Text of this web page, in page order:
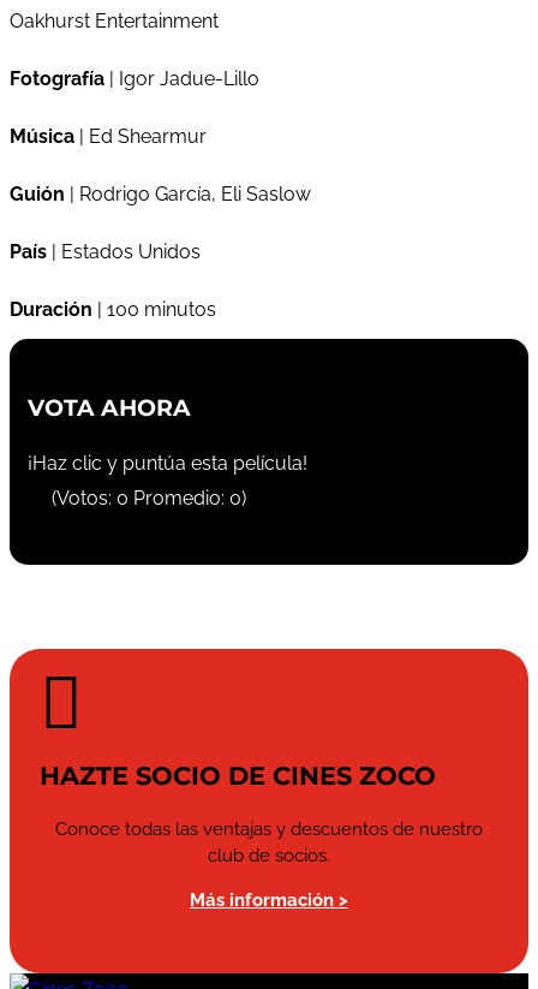
Oakhurst Entertainment
Fotografía | Igor Jadue-Lillo
Música | Ed Shearmur
Guión | Rodrigo García, Eli Saslow
País | Estados Unidos
Duración | 100 minutos
VOTA AHORA
¡Haz clic y puntúa esta película!
(Votos: 0 Promedio: 0)

HAZTE SOCIO DE CINES ZOCO
Conoce todas las ventajas y descuentos de nuestro
club de socios.
Más información >